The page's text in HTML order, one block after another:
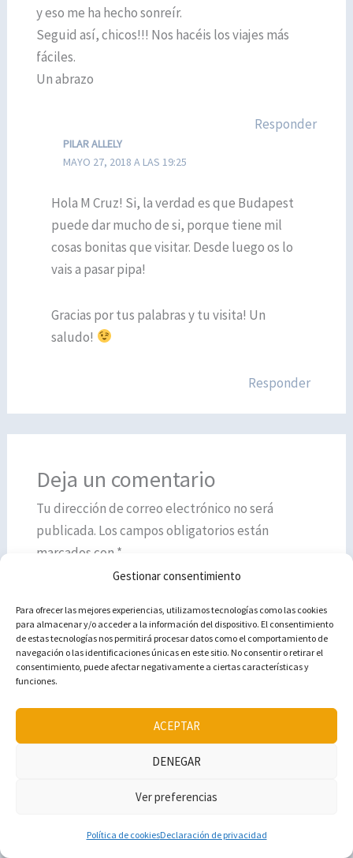
Gestionar consentimiento
Para ofrecer las mejores experiencias, utilizamos tecnologías como las cookies
para almacenar y/o acceder a la información del dispositivo. El consentimiento
de estas tecnologías nos permitirá procesar datos como el comportamiento de
navegación o las identificaciones únicas en este sitio. No consentir o retirar el
consentimiento, puede afectar negativamente a ciertas características y
funciones.
ACEPTAR
DENEGAR
Ver preferencias
Política de cookiesDeclaración de privacidad
y eso me ha hecho sonreír.
Seguid así, chicos!!! Nos hacéis los viajes más
fáciles.
Un abrazo
Responder
PILAR ALLELY
MAYO 27, 2018 A LAS 19:25
Hola M Cruz! Si, la verdad es que Budapest
puede dar mucho de si, porque tiene mil
cosas bonitas que visitar. Desde luego os lo
vais a pasar pipa!
Gracias por tus palabras y tu visita! Un
saludo!
Responder
Deja un comentario
Tu dirección de correo electrónico no será
publicada. Los campos obligatorios están
marcados con *
aquí...